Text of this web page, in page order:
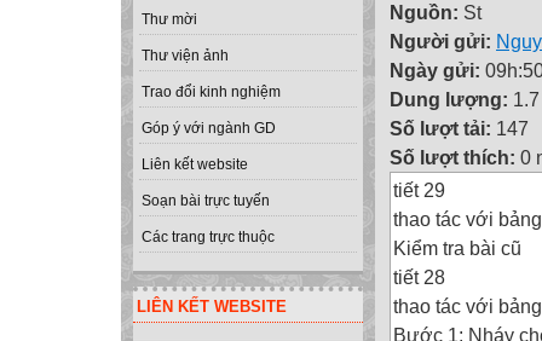
Thư mời
Thư viện ảnh
Trao đổi kinh nghiệm
Góp ý với ngành GD
Liên kết website
Soạn bài trực tuyến
Các trang trực thuộc
LIÊN KẾT WEBSITE
Nguồn: St
Người gửi:
Ngày gửi:
Dung lượng:
Số lượt tải: 147
Số lượt thích: 0
tiết 29
thao tác với
Kiểm tra bài cũ
tiết 28
thao tác với
Bước 1: Nháy